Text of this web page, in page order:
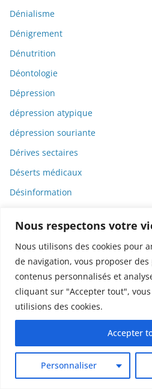
Nous respectons votre
Nous utilisons des cookies pour
de navigation, vous proposer
contenus personnalisés et
cliquant sur "Accepter tout",
utilisions des cookies.
Personnaliser
Accepter
Dénialisme
Dénigrement
Dénutrition
Déontologie
Dépression
dépression atypique
dépression souriante
Dérives sectaires
Déserts médicaux
Désinformation
Dessins animés
Déterminisme
Detox
Dette
Dette immunitaire
DGCCRF